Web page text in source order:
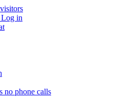
in
no phone calls